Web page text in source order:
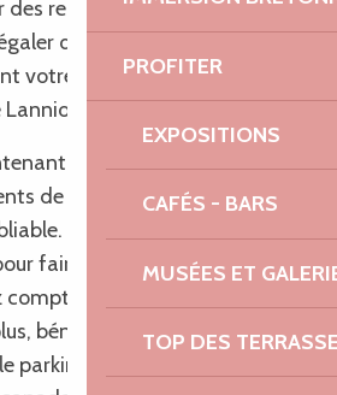
PROFITER
EXPOSITIONS
CAFÉS - BARS
MUSÉES ET
TOP DES
des repas délicieux dans leurs
d’un petit-déjeuner
votre séjour dans l’un des
votre chambre dans l’un
de renom et profitez d’une
Consultez les avis des
faire votre choix en toute
des notes attribuées à
bénéficiez de services
parking, pour vous faciliter la